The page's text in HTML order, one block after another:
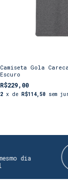
Camiseta Gola
Escuro
R$229,00
2 x de R$114,50 sem
dia